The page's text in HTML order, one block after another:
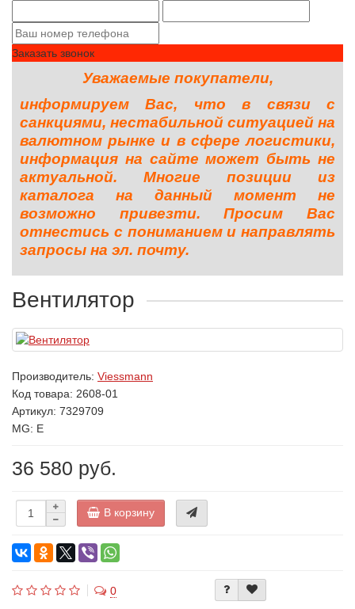
Заказать звонок
Уважаемые покупатели,
информируем Вас, что в связи с
санкциями, нестабильной ситуацией на
валютном рынке и в сфере логистики,
информация на сайте может быть не
актуальной. Многие позиции из
каталога на данный момент не
возможно привезти. Просим Вас
отнестись с пониманием и направлять
запросы на эл. почту.
Вентилятор
Производитель: Viessmann
Код товара: 2608-01
Артикул: 7329709
MG: E
36 580 руб.
В корзину
0